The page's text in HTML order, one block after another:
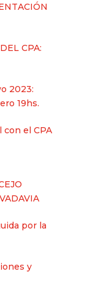
CPA:
2023:
19hs.
con el CPA
por la
y